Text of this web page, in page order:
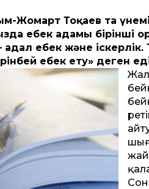
Жомарт Тоқаев та үнемі
еңбек адамы бірінші
адал еңбек және
еңбек ету» деген